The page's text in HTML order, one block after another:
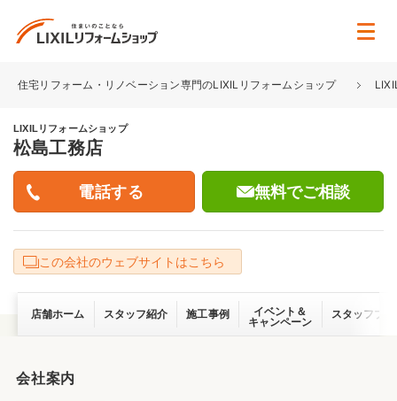
住宅リフォーム・リノベーション専門のLIXILリフォームショップ
LIXILリフォームショップ
松島工務店
無料でご相談
この会社のウェブサイトはこちら
店舗ホーム スタッフ紹介 施工事例
イベント＆
キャンペーン
スタッフブ
会社案内